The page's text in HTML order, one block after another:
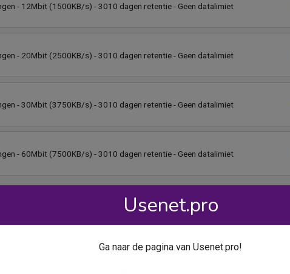
- 12Mbit (1500KB/s) - 3010 dagen retentie - Geen datalimiet
- 20Mbit (2500KB/s) - 3010 dagen retentie - Geen datalimiet
- 30Mbit (3750KB/s) - 3010 dagen retentie - Geen datalimiet
- 60Mbit (7500KB/s) - 3010 dagen retentie - Geen datalimiet
Usenet.pro
Ga naar de pagina van Usenet.pro!